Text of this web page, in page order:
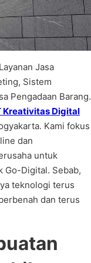
Jasa
Sistem
Pengadaan Barang.
Kreativitas Digital
Kami fokus
dan
untuk
Go-Digital. Sebab,
teknologi terus
dan terus